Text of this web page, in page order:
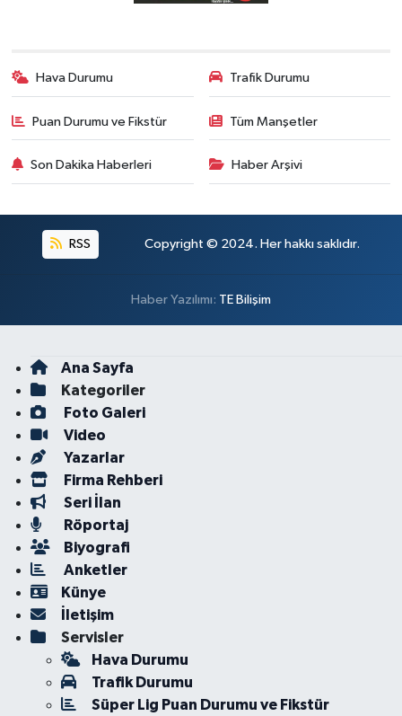
Hava Durumu Trafik Durumu
Puan Durumu ve Fikstür Tüm Manşetler
Son Dakika Haberleri Haber Arşivi
RSS Copyright © 2024. Her hakkı saklıdır.
Haber Yazılımı: TE Bilişim
Ana Sayfa
Kategoriler
Foto Galeri
Video
Yazarlar
Firma Rehberi
Seri İlan
Röportaj
Biyografi
Anketler
Künye
İletişim
Servisler
Hava Durumu
Trafik Durumu
Süper Lig Puan Durumu ve Fikstür